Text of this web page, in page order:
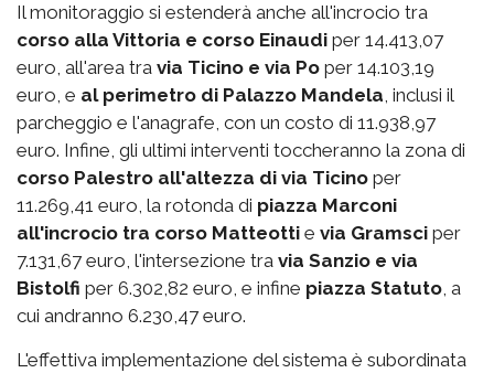
Il monitoraggio si estenderà anche all'incrocio tra
corso alla Vittoria e corso Einaudi per 14.413,07
euro, all'area tra via Ticino e via Po per 14.103,19
euro, e al perimetro di Palazzo Mandela, inclusi il
parcheggio e l'anagrafe, con un costo di 11.938,97
euro. Infine, gli ultimi interventi toccheranno la zona di
corso Palestro all'altezza di via Ticino per
11.269,41 euro, la rotonda di piazza Marconi
all'incrocio tra corso Matteotti e via Gramsci per
7.131,67 euro, l'intersezione tra via Sanzio e via
Bistolfi per 6.302,82 euro, e infine piazza Statuto, a
cui andranno 6.230,47 euro.
L'effettiva implementazione del sistema è subordinata